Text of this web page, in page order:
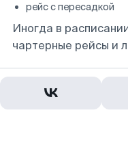
рейс с пересадкой
Иногда в
чартерные рейсы и